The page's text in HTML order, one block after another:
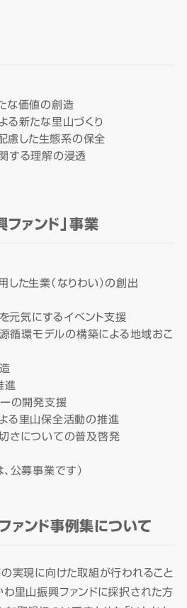
な価値の創造
る新たな里山づくり
配慮した生態系の保全
する理解の浸透
ファンド」事業
た生業（なりわい）の創出
元気にするイベント支援
循環モデルの構築による地域おこ
進
の開発支援
る里山保全活動の推進
さについての普及啓発
公募事業です）
ァンド事例集について
実現に向けた取組が行われること
わ里山振興ファンドに採択された方